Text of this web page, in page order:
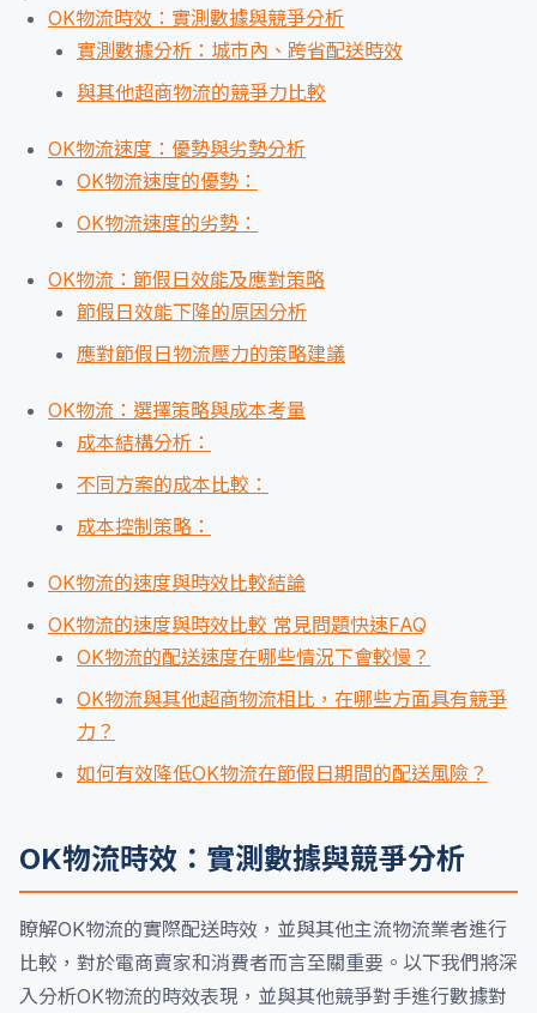
OK物流時效：實測數據與競爭分析
實測數據分析：城市內、跨省配送時效
與其他超商物流的競爭力比較
OK物流速度：優勢與劣勢分析
OK物流速度的優勢：
OK物流速度的劣勢：
OK物流：節假日效能及應對策略
節假日效能下降的原因分析
應對節假日物流壓力的策略建議
OK物流：選擇策略與成本考量
成本結構分析：
不同方案的成本比較：
成本控制策略：
OK物流的速度與時效比較結論
OK物流的速度與時效比較 常見問題快速FAQ
OK物流的配送速度在哪些情況下會較慢？
OK物流與其他超商物流相比，在哪些方面具有競爭
力？
如何有效降低OK物流在節假日期間的配送風險？
OK物流時效：實測數據與競爭分析
瞭解OK物流的實際配送時效，並與其他主流物流業者進行
比較，對於電商賣家和消費者而言至關重要。以下我們將深
入分析OK物流的時效表現，並與其他競爭對手進行數據對